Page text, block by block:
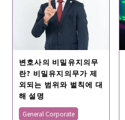
변호사의 비밀유지의무
란? 비밀유지의무가 제
외되는 범위와 벌칙에 대
해 설명
General Corporate